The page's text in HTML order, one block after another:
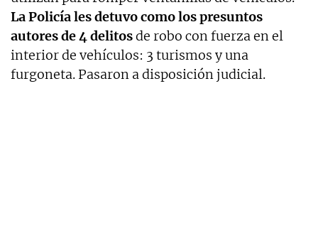
La Policía les detuvo como los presuntos
autores de 4 delitosde robo con fuerza en el
interior de vehículos: 3 turismos y una
furgoneta. Pasaron a disposición judicial.